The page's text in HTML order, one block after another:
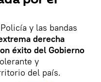
y las bandas
derecha
éxito del Gobierno
y
del país.